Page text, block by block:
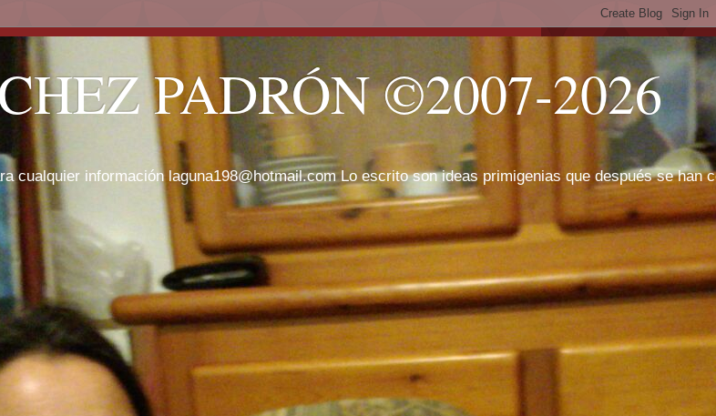
PADRÓN ©2007-2026
cualquier información laguna198@hotmail.com Lo escrito son ideas primigenias que después se han